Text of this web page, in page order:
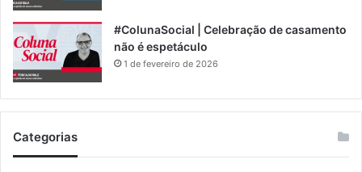
#ColunaSocial | Celebração de casamento
não é espetáculo
1 de fevereiro de 2026
Categorias